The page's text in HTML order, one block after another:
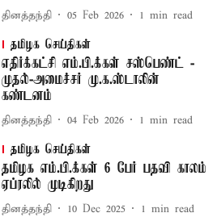
தினத்தந்தி 05 Feb 2026 1 min read
தமிழக செய்திகள்
எதிர்க்கட்சி எம்.பி.க்கள் சஸ்பெண்ட் -
முதல்-அமைச்சர் மு.க.ஸ்டாலின்
கண்டனம்
தினத்தந்தி 04 Feb 2026 1 min read
தமிழக செய்திகள்
தமிழக எம்.பி.க்கள் 6 பேர் பதவி காலம்
ஏப்ரலில் முடிகிறது
தினத்தந்தி 10 Dec 2025 1 min read